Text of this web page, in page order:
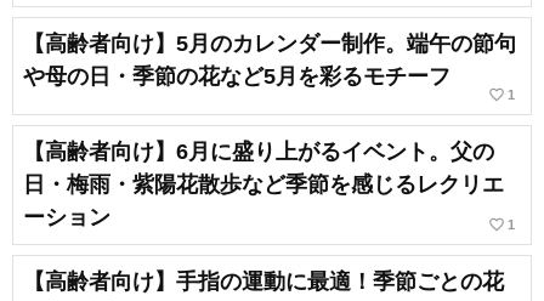
【高齢者向け】5月のカレンダー制作。端午の節句
や母の日・季節の花など5月を彩るモチーフ
favorite_border 1
【高齢者向け】6月に盛り上がるイベント。父の
日・梅雨・紫陽花散歩など季節を感じるレクリエ
ーション
favorite_border 1
【高齢者向け】手指の運動に最適！季節ごとの花